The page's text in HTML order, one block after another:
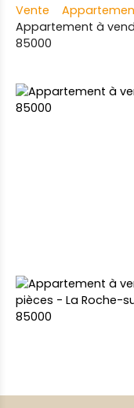
Vente
Appartement à
85000